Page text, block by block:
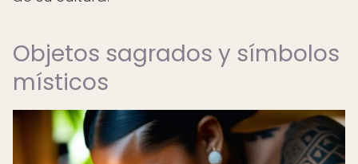
Objetos sagrados y símbolos
místicos